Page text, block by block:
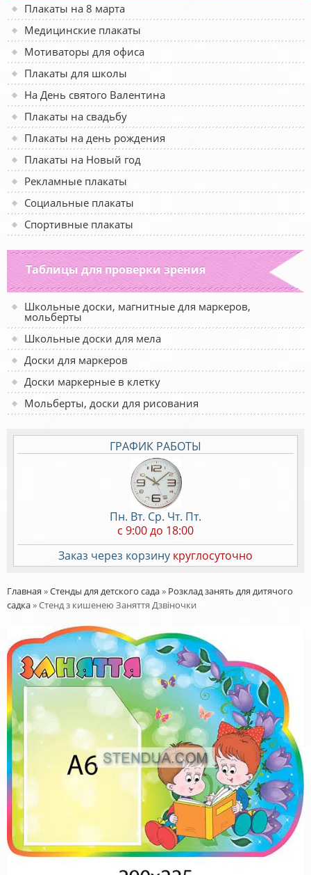
Плакаты на 8 марта
Медицинские плакаты
Мотиваторы для офиса
Плакаты для школы
На День святого Валентина
Плакаты на свадьбу
Плакаты на день рождения
Плакаты на Новый год
Рекламные плакаты
Социальные плакаты
Спортивные плакаты
Таблицы для проверки зрения
Школьные доски, магнитные для маркеров,
мольберты
Школьные доски для мела
Доски для маркеров
Доски маркерные в клетку
Мольберты, доски для рисования
ГРАФИК РАБОТЫ
Пн. Вт. Ср. Чт. Пт.
c 9:00 до 18:00
Заказ через корзину круглосуточно
Главная »Стенды для детского сада» Розклад занять для дитячого
садка»Стенд з кишенею Заняття Дзвіночки